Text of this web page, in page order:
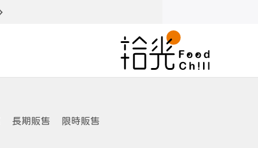
長期販售 限時販售